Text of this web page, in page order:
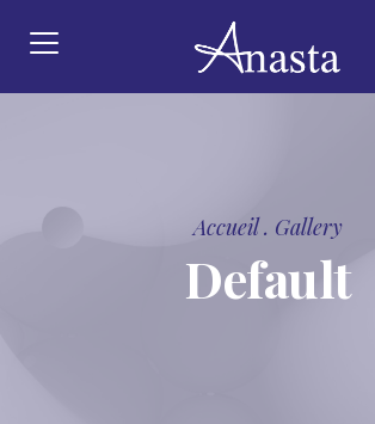
Accueil. Gallery
Default